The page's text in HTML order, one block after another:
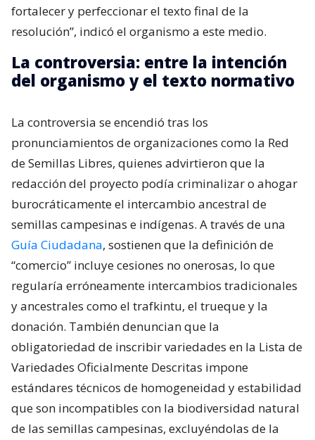
fortalecer y perfeccionar el texto final de la
resolución”, indicó el organismo a este medio.
La controversia: entre la intención
del organismo y el texto normativo
La controversia se encendió tras los
pronunciamientos de organizaciones como la Red
de Semillas Libres, quienes advirtieron que la
redacción del proyecto podía criminalizar o ahogar
burocráticamente el intercambio ancestral de
semillas campesinas e indígenas. A través de una
Guía Ciudadana, sostienen que la definición de
“comercio” incluye cesiones no onerosas, lo que
regularía erróneamente intercambios tradicionales
y ancestrales como el trafkintu, el trueque y la
donación. También denuncian que la
obligatoriedad de inscribir variedades en la Lista de
Variedades Oficialmente Descritas impone
estándares técnicos de homogeneidad y estabilidad
que son incompatibles con la biodiversidad natural
de las semillas campesinas, excluyéndolas de la